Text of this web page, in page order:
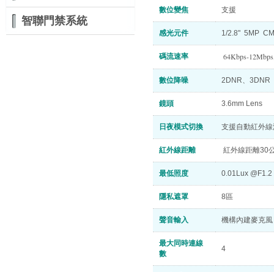
智聯門禁系統
數位變焦 支援
感光元件 1/2.8" 5MP
碼流速率 64Kbps-
數位降噪 2DNR、3DNR
鏡頭 3.6mm Lens
日夜模式切換 支援自動紅外
紅外線距離 紅外線距離30
最低照度 0.01Lux
隱私遮罩 8區
聲音輸入 機構內建麥克風
最大同時連線
數
4